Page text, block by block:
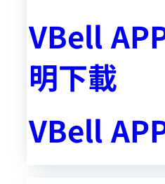
VBell
明下載
VBell